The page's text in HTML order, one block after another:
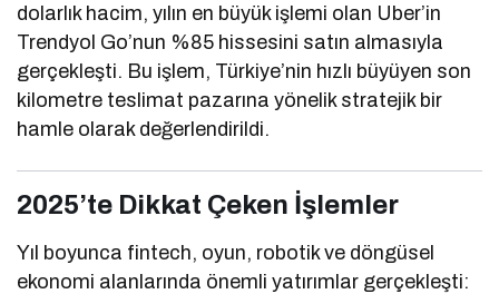
dolarlık hacim, yılın en büyük işlemi olan Uber’in
Trendyol Go’nun %85 hissesini satın almasıyla
gerçekleşti. Bu işlem, Türkiye’nin hızlı büyüyen son
kilometre teslimat pazarına yönelik stratejik bir
hamle olarak değerlendirildi.
2025’te Dikkat Çeken İşlemler
Yıl boyunca fintech, oyun, robotik ve döngüsel
ekonomi alanlarında önemli yatırımlar gerçekleşti: